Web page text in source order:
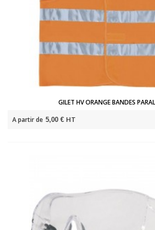
GILET HV ORANGE BANDES
A partir de 5,00 € HT